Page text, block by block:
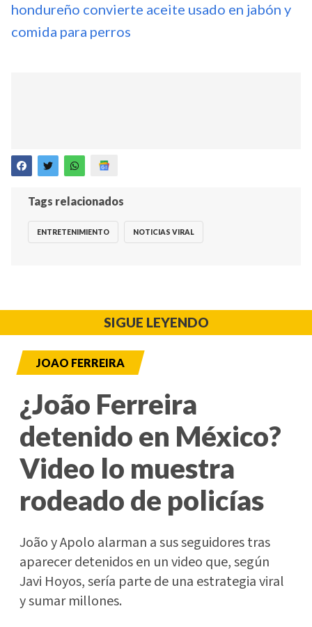
hondureño convierte aceite usado en jabón y
comida para perros
Tags relacionados
ENTRETENIMIENTO NOTICIAS VIRAL
SIGUE LEYENDO
JOAO FERREIRA
¿João Ferreira
detenido en México?
Video lo muestra
rodeado de policías
João y Apolo alarman a sus seguidores tras
aparecer detenidos en un video que, según
Javi Hoyos, sería parte de una estrategia viral
y sumar millones.